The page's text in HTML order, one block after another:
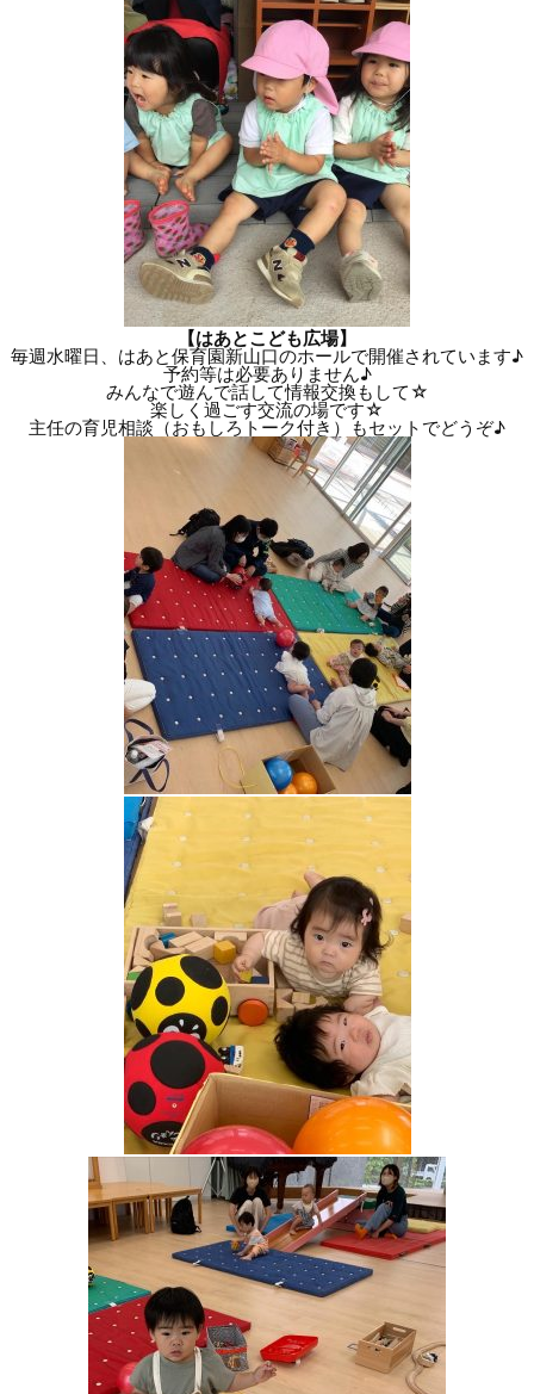
【はあとこども広場】
毎週水曜日、はあと保育園新山口のホールで開催されています♪
予約等は必要ありません♪
みんなで遊んで話して情報交換もして☆
楽しく過ごす交流の場です☆
主任の育児相談（おもしろトーク付き）もセットでどうぞ♪